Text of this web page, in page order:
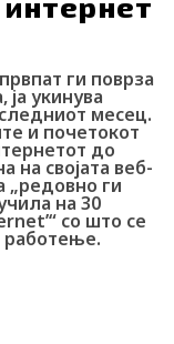
-
t
i
k
k
e
d
i
ги поврза
укинува
месец.
и почетокот
до
на својата веб-
„редовно ги
на 30
со што се
работење.